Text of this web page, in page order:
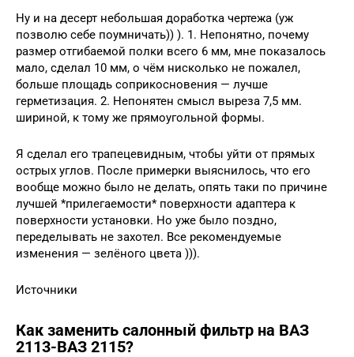
Ну и на десерт небольшая доработка чертежа (уж
позволю себе поумничать)) ). 1. Непонятно, почему
размер отгибаемой полки всего 6 мм, мне показалось
мало, сделал 10 мм, о чём нисколько не пожалел,
больше площадь соприкосновения — лучше
герметизация. 2. Непонятен смысл выреза 7,5 мм.
шириной, к тому же прямоугольной формы.
Я сделал его трапецевидным, чтобы уйти от прямых
острых углов. После примерки выяснилось, что его
вообще можно было не делать, опять таки по причине
лучшей *прилегаемости* поверхности адаптера к
поверхности установки. Но уже было поздно,
переделывать не захотел. Все рекомендуемые
изменения — зелёного цвета ))).
Источники
Как заменить салонный фильтр на ВАЗ
2113-ВАЗ 2115?